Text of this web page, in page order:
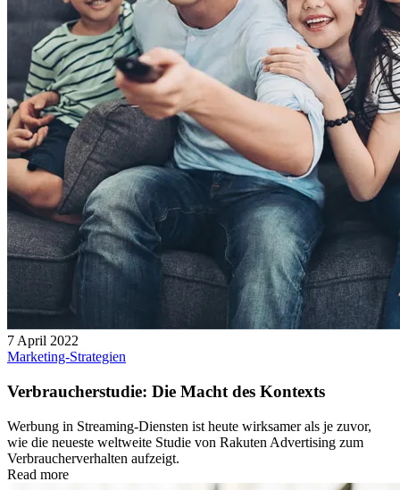
7 April 2022
Marketing-Strategien
Verbraucherstudie: Die Macht des Kontexts
Werbung in Streaming-Diensten ist heute wirksamer als je zuvor,
wie die neueste weltweite Studie von Rakuten Advertising zum
Verbraucherverhalten aufzeigt.
Read more